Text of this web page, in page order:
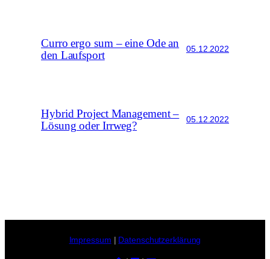
Curro ergo sum – eine Ode an
den Laufsport
05.12.2022
Hybrid Project Management –
Lösung oder Irrweg?
05.12.2022
Impressum | Datenschutzerklärung